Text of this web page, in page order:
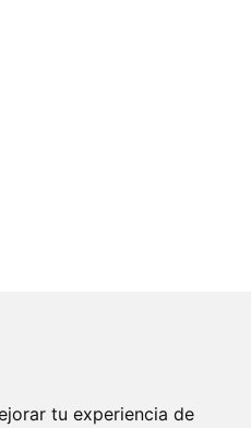
tu experiencia de